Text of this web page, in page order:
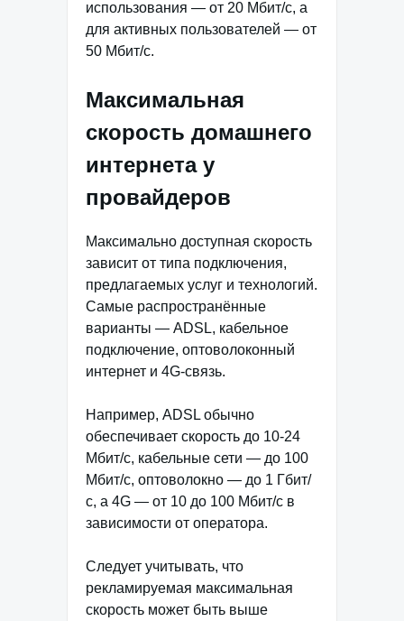
использования — от 20 Мбит/с, а
для активных пользователей — от
50 Мбит/с.
Максимальная
скорость домашнего
интернета у
провайдеров
Максимально доступная скорость
зависит от типа подключения,
предлагаемых услуг и технологий.
Самые распространённые
варианты — ADSL, кабельное
подключение, оптоволоконный
интернет и 4G-связь.
Например, ADSL обычно
обеспечивает скорость до 10-24
Мбит/с, кабельные сети — до 100
Мбит/с, оптоволокно — до 1 Гбит/
с, а 4G — от 10 до 100 Мбит/с в
зависимости от оператора.
Следует учитывать, что
рекламируемая максимальная
скорость может быть выше